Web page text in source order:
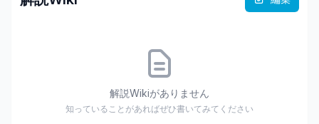
解説Wikiがありません
知っていることがあればぜひ書いてみてください